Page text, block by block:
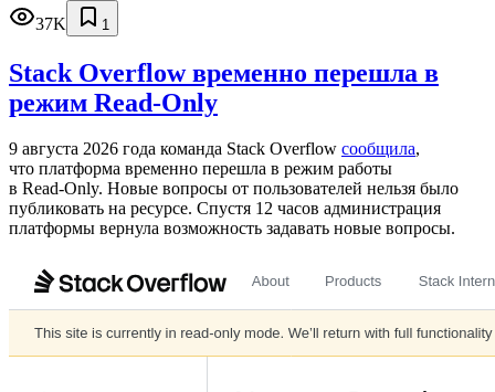
37K
1
Stack Overflow временно перешла в
режим Read-Only
9 августа 2026 года команда Stack Overflow сообщила,
что платформа временно перешла в режим работы
в Read‑Only. Новые вопросы от пользователей нельзя было
публиковать на ресурсе. Спустя 12 часов администрация
платформы вернула возможность задавать новые вопросы.